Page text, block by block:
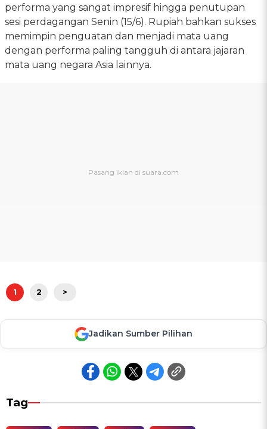
performa yang sangat impresif hingga penutupan
sesi perdagangan Senin (15/6). Rupiah bahkan sukses
memimpin penguatan dan menjadi mata uang
dengan performa paling tangguh di antara jajaran
mata uang negara Asia lainnya.
1 2 >
Jadikan Sumber Pilihan
Tag